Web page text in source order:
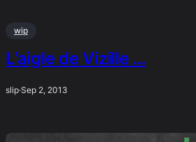
wip
L’aigle de Vizille …
slip·Sep 2, 2013